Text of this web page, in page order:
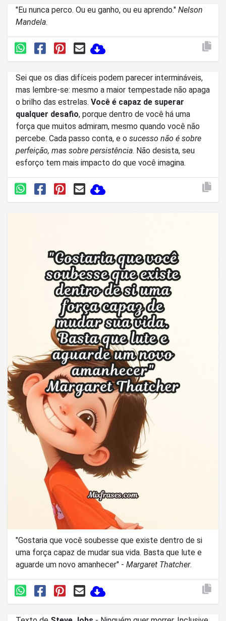
"Eu nunca perco. Ou eu ganho, ou eu aprendo." Nelson
Mandela.
Sei que os dias difíceis podem parecer intermináveis,
mas lembre-se: mesmo a maior tempestade não apaga
o brilho das estrelas. Você é capaz de superar
qualquer desafio, porque dentro de você há uma
força que muitos admiram, mesmo quando você não
percebe. Cada passo conta, e o sucesso não é sobre
perfeição, mas sobre persistência. Não desista, seu
esforço tem mais impacto do que você imagina.
"Gostaria que você soubesse que existe dentro de si
uma força capaz de mudar sua vida. Basta que lute e
aguarde um novo amanhecer" - Margaret Thatcher.